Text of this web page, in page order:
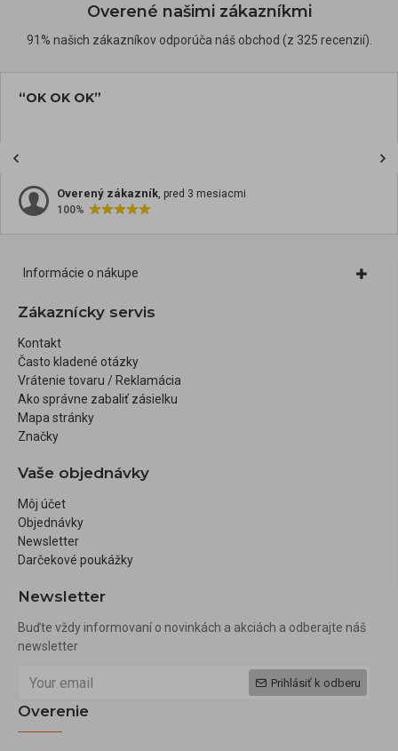
Overené našimi zákazníkmi
91% našich zákazníkov odporúča náš obchod (z 325 recenzií).
“OK OK OK”
Overený zákazník, pred 3 mesiacmi
100%
Informácie o nákupe
Zákaznícky servis
Kontakt
Často kladené otázky
Vrátenie tovaru / Reklamácia
Ako správne zabaliť zásielku
Mapa stránky
Značky
Vaše objednávky
Môj účet
Objednávky
Newsletter
Darčekové poukážky
Newsletter
Buďte vždy informovaní o novinkách a akciách a odberajte náš
newsletter
Prihlásiť k odberu
Overenie